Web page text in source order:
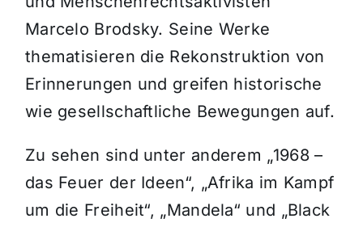
Marcelo Brodsky. Seine Werke
thematisieren die Rekonstruktion von
Erinnerungen und greifen historische
wie gesellschaftliche Bewegungen auf.
Zu sehen sind unter anderem „1968 –
das Feuer der Ideen“, „Afrika im Kampf
um die Freiheit“, „Mandela“ und „Black